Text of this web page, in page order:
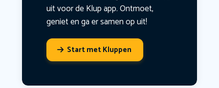
uit voor de Klup app. Ontmoet,
geniet en ga er samen op uit!
Start met Kluppen